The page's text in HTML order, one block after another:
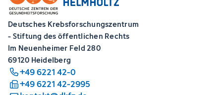
Deutsches Krebsforschungszentrum
- Stiftung des öffentlichen Rechts
Im Neuenheimer Feld 280
69120 Heidelberg
+49 6221 42-0
+49 6221 42-2995